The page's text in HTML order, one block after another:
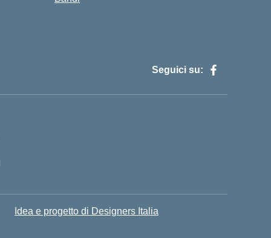
Seguici su:
Idea e progetto di Designers Italia